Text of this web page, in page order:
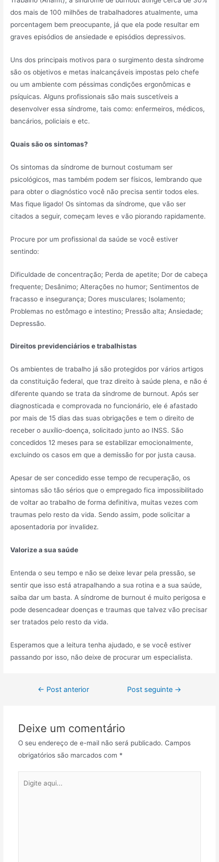
dos mais de 100 milhões de trabalhadores atualmente, uma
porcentagem bem preocupante, já que ela pode resultar em
graves episódios de ansiedade e episódios depressivos.
Uns dos principais motivos para o surgimento desta síndrome
são os objetivos e metas inalcançáveis impostas pelo chefe
ou um ambiente com péssimas condições ergonômicas e
psíquicas. Alguns profissionais são mais suscetíveis a
desenvolver essa síndrome, tais como: enfermeiros, médicos,
bancários, policiais e etc.
Quais são os sintomas?
Os sintomas da síndrome de burnout costumam ser
psicológicos, mas também podem ser físicos, lembrando que
para obter o diagnóstico você não precisa sentir todos eles.
Mas fique ligado! Os sintomas da síndrome, que vão ser
citados a seguir, começam leves e vão piorando rapidamente.
Procure por um profissional da saúde se você estiver
sentindo:
Dificuldade de concentração; Perda de apetite; Dor de cabeça
frequente; Desânimo; Alterações no humor; Sentimentos de
fracasso e insegurança; Dores musculares; Isolamento;
Problemas no estômago e intestino; Pressão alta; Ansiedade;
Depressão.
Direitos previdenciários e trabalhistas
Os ambientes de trabalho já são protegidos por vários artigos
da constituição federal, que traz direito à saúde plena, e não é
diferente quando se trata da síndrome de burnout. Após ser
diagnosticada e comprovada no funcionário, ele é afastado
por mais de 15 dias das suas obrigações e tem o direito de
receber o auxílio-doença, solicitado junto ao INSS. São
concedidos 12 meses para se estabilizar emocionalmente,
excluindo os casos em que a demissão for por justa causa.
Apesar de ser concedido esse tempo de recuperação, os
sintomas são tão sérios que o empregado fica impossibilitado
de voltar ao trabalho de forma definitiva, muitas vezes com
traumas pelo resto da vida. Sendo assim, pode solicitar a
aposentadoria por invalidez.
Valorize a sua saúde
Entenda o seu tempo e não se deixe levar pela pressão, se
sentir que isso está atrapalhando a sua rotina e a sua saúde,
saiba dar um basta. A síndrome de burnout é muito perigosa e
pode desencadear doenças e traumas que talvez vão precisar
ser tratados pelo resto da vida.
Esperamos que a leitura tenha ajudado, e se você estiver
passando por isso, não deixe de procurar um especialista.
← Post anterior Post seguinte →
Deixe um comentário
O seu endereço de e-mail não será publicado. Campos
obrigatórios são marcados com *